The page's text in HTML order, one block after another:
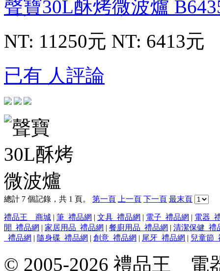
聲寶30L酥烤微波爐
NT: 11250元 NT: 6413元
已有 人評論
總計 7 個記錄，共 1 頁。 第一頁 上一頁 下一頁 最末頁
禮品王 商城 | 筆_禮品網 | 文具_禮品網 | 電子_禮品網 | 電器_
閒_禮品網 | 家居用品_禮品網 | 餐廚用品_禮品網 | 清潔保健_禮
_禮品網 | 隨身碟_禮品網 | 創意_禮品網 | 尾牙_禮品網 | 兒童節
© 2005-2026 禮品王 電